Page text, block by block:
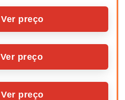
Ver preço
Ver preço
Ver preço